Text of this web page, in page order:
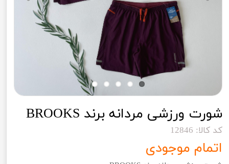
شورت ورزشی مردانه برند BROOKS
کد کالا: 12846
اتمام موجودی